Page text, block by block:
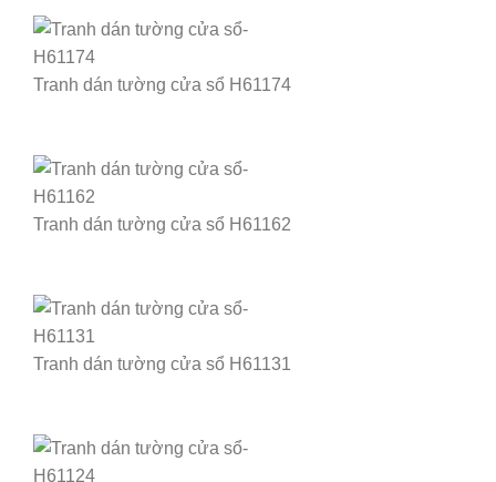
Tranh dán tường cửa sổ H61174
Tranh dán tường cửa sổ H61162
Tranh dán tường cửa sổ H61131